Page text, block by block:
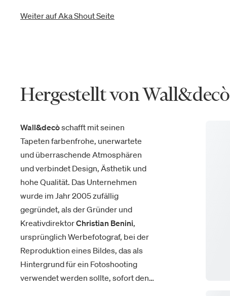
Weiter auf Aka Shout Seite
Hergestellt von Wall&decò
Wall&decòschafft mit seinen
Tapeten farbenfrohe, unerwartete
und überraschende Atmosphären
und verbindet Design, Ästhetik und
hohe Qualität. Das Unternehmen
wurde im Jahr 2005 zufällig
gegründet, als der Gründer und
KreativdirektorChristian Benini,
ursprünglich Werbefotograf, bei der
Reproduktion eines Bildes, das als
Hintergrund für ein Fotoshooting
verwendet werden sollte, sofort den